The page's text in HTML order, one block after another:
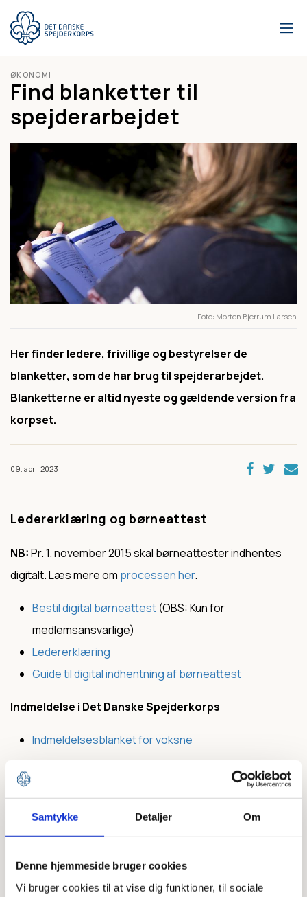
Samtykke Detaljer Om
Denne hjemmeside bruger cookies
Vi bruger cookies til at vise dig funktioner, til sociale
hovedindhold
ØKONOMI
Find blanketter til
spejderarbejdet
Foto Morten Bjerrum Larsen
Her finder ledere, frivillige og bestyrelser de
blanketter, som de har brug til spejderarbejdet.
Blanketterne er altid nyeste og gældende version fra
korpset.
09. april 2023
Ledererklæring og børneattest
NB:Pr. 1. november 2015 skal børneattester indhentes
digitalt. Læs mere om processen her.
Bestil digital børneattest (OBS: Kun for
medlemsansvarlige)
Ledererklæring
Guide til digital indhentning af børneattest
Indmeldelse i Det Danske Spejderkorps
Indmeldelsesblanket for voksne
Indmeldelse af spejdere foregår i Medlemsservice
via https://medlem.dds.dk/member/signup/XXXX (X'er
udskiftes med gruppenummer
f.eks. https://medlem.dds.dk/member/signup/7950)
Love og vejledninger